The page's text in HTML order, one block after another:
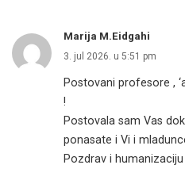
Marija M.Eidgahi
3. jul 2026. u 5:51 pm
Postovani profesore ,
!
Postovala sam Vas
ponasate i Vi i
Pozdrav i